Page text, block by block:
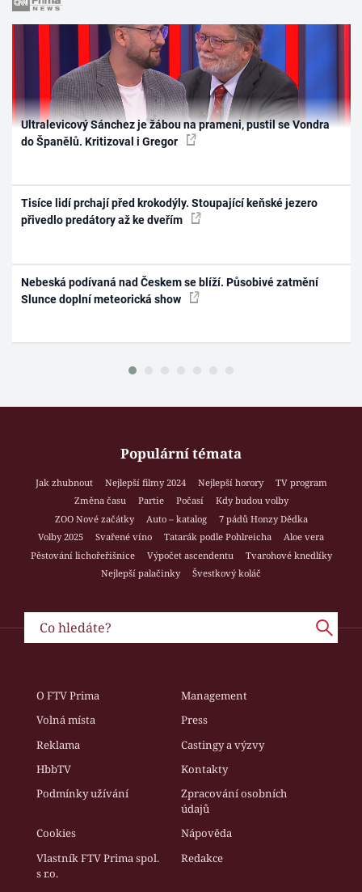
Ultralevicový Sánchez je žábou na prameni, pustil se Vondra
do Španělů. Kritizoval i Gregor
Tisíce lidí prchají před krokodýly. Stoupající keňské jezero
přivedlo predátory až ke dveřím
Nebeská podívaná nad Českem se blíží. Působivé zatmění
Slunce doplní meteorická show
Populární témata
Jak zhubnout Nejlepší filmy 2024 Nejlepší horory
TV program
Změna času
Partie Počasí
Kdy budou volby
ZOO Nové začátky
Auto – katalog
7 pádů Honzy Dědka
Volby 2025
Svařené víno Tatarák podle Pohlreicha
Aloe vera
Pěstování lichořeřišnice
Výpočet ascendentu
Tvarohové knedlíky
Nejlepší palačinky
Švestkový koláč
O FTV Prima
Management
Volná místa
Press
Reklama
Castingy a výzvy
HbbTV
Kontakty
Podmínky užívání
Zpracování osobních
údajů
Cookies
Nápověda
Vlastník FTV Prima spol.
s r.o.
Redakce